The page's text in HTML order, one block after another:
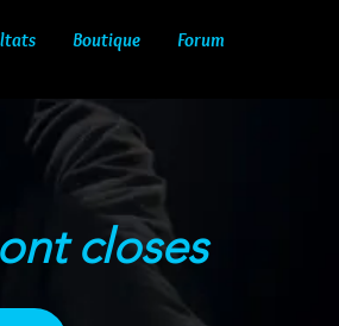
Boutique Forum
closes